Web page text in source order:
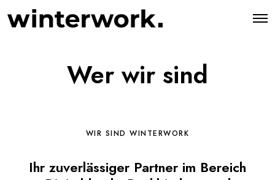
O
Wer wir sind
WIR SIND WINTERWORK
Ihr zuverlässiger Partner im Bereich